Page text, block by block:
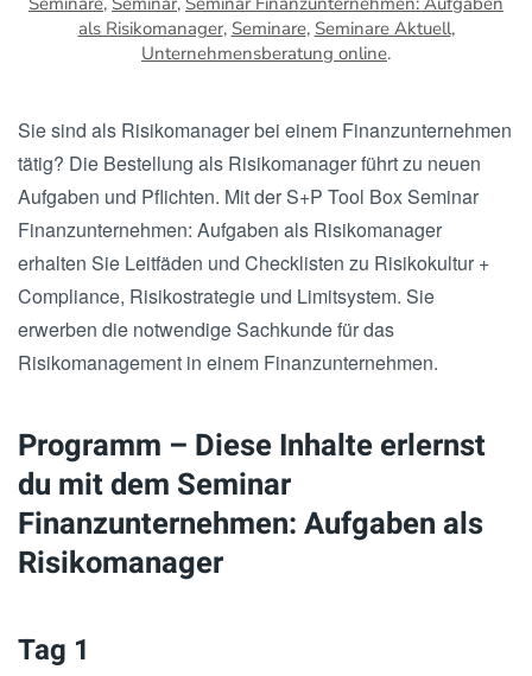
als Risikomanager, Seminare, Seminare Aktuell,
Unternehmensberatung online.
Sie sind als Risikomanager bei einem Finanzunternehmen
tätig? Die Bestellung als Risikomanager führt zu neuen
Aufgaben und Pflichten. Mit der S+P Tool Box Seminar
Finanzunternehmen: Aufgaben als Risikomanager
erhalten Sie Leitfäden und Checklisten zu Risikokultur +
Compliance, Risikostrategie und Limitsystem. Sie
erwerben die notwendige Sachkunde für das
Risikomanagement in einem Finanzunternehmen.
Programm – Diese Inhalte erlernst
du mit dem Seminar
Finanzunternehmen: Aufgaben als
Risikomanager
Tag 1